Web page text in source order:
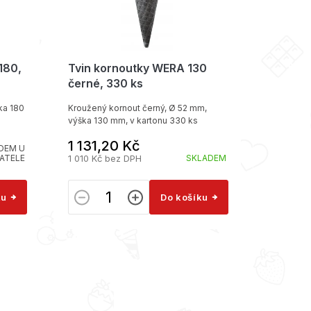
U
180
Tvin kornoutky WERA 130
černé, 330 ks
SKLADEM
1 010 Kč bez DPH
1 131,20 Kč
Do košíku
Kroužený kornout černý, Ø 52 mm,
výška 130 mm, v kartonu 330 ks